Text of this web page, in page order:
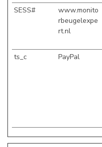
SESS#
www.monito
rbeugelexpe
rt.nl
ts_c PayPal